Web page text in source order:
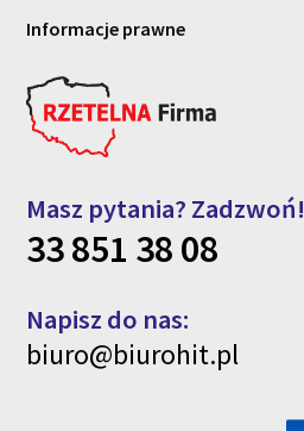
Informacje prawne
Masz pytania? Zadzwoń!
33 851 38 08
Napisz do nas:
biuro@biurohit.pl